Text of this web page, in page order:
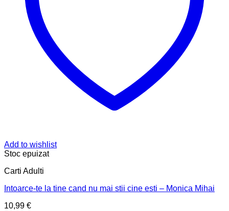
Add to wishlist
Stoc epuizat
Carti Adulti
Intoarce-te la tine cand nu mai stii cine esti – Monica Mihai
10,99 €